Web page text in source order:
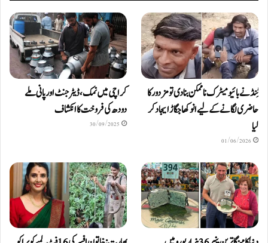
ٹِنڈ نے بائیومیٹرک ناممکن بنا دی تو مزدور کا
حاضری لگانے کے لیے انوکھا جگاڑ ایجاد کر
لیا
01/06/2026
کراچی میں نمک، ڈیٹرجنٹ اور پانی ملے
دودھ کی فروخت کا انکشاف
30/09/2025